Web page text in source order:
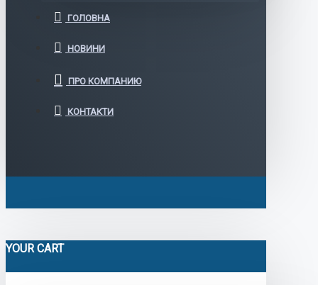
ГОЛОВНА
НОВИНИ
ПРО КОМПАНИЮ
КОНТАКТИ
YOUR CART